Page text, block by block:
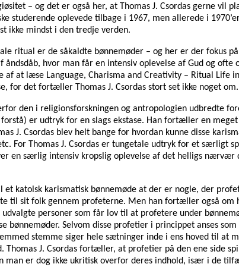
– og det er også her, at Thomas J. Csordas gerne vil
studerende oplevede tilbage i 1967, men allerede i
ikke mindst i den tredje verden.
ritual er de såkaldte bønnemøder – og her er der fokus
hvor man får en intensiv oplevelse af Gud og ofte
at læse Language, Charisma and Creativity – Ritual Life
for det fortæller Thomas J. Csordas stort set ikke noget om.
den i religionsforskningen og antropologien udbredte
er udtryk for en slags ekstase. Han fortæller en
J. Csordas blev helt bange for hvordan kunne disse
For Thomas J. Csordas er tungetale udtryk for et særligt
en særlig intensiv kropslig oplevelse af det helligs nærvær
katolsk karismatisk bønnemøde at der er nogle, der
til sit folk gennem profeterne. Men han fortæller også om
personer som får lov til at profetere under
Selvom disse profetier i princippet anses
stemme siger hele sætninger inde i ens hoved til at
J. Csordas fortæller, at profetier på den ene side
man er dog ikke ukritisk overfor deres indhold, især i de